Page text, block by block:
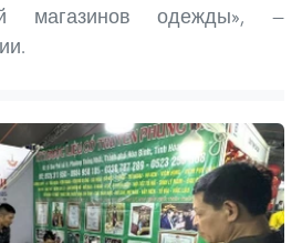
магазинов одежды», —